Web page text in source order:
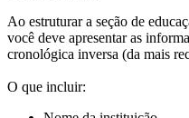
Ao estruturar a seção de
você deve apresentar as
cronológica inversa (da mais
O que incluir: